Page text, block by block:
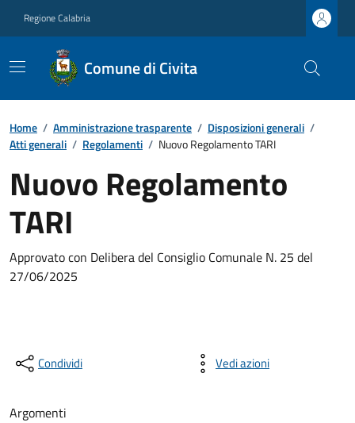
Regione Calabria
Comune di Civita
Home / Amministrazione trasparente / Disposizioni generali /
Atti generali / Regolamenti / Nuovo Regolamento TARI
Nuovo Regolamento
TARI
Approvato con Delibera del Consiglio Comunale N. 25 del
27/06/2025
Condividi Vedi azioni
Argomenti